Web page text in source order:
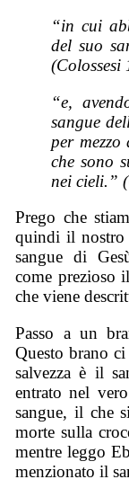
“in cui
del suo
“e,
sangue
per
che sono
nei cieli.”
Prego che
quindi il nostro
sangue di
come prezioso
che viene
Passo a un
Questo brano
salvezza è il
entrato nel
sangue, il che
morte sulla
mentre leggo
menzionato il